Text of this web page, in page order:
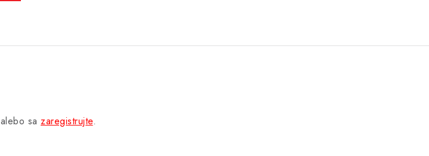
alebo sa zaregistrujte.